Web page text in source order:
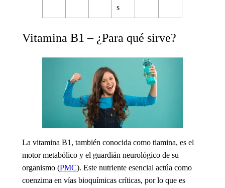
s
Vitamina B1 – ¿Para qué sirve?
La vitamina B1 , también conocida como tiamina, es el
motor metabólico y el guardián neurológico de su
organismo (PMC). Este nutriente esencial actúa como
coenzima en vías bioquímicas críticas, por lo que es